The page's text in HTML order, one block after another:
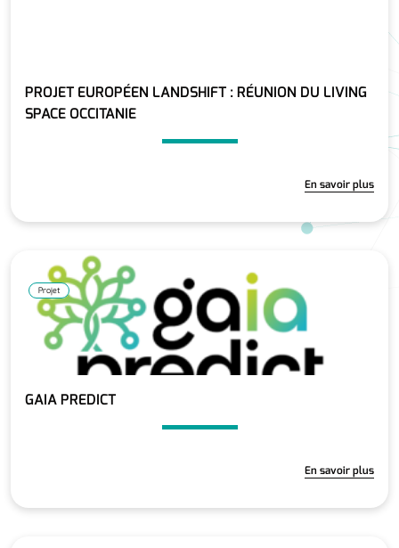
PROJET EUROPÉEN LANDSHIFT : RÉUNION DU LIVING
SPACE OCCITANIE
En savoir plus
Projet
GAIA PREDICT
En savoir plus